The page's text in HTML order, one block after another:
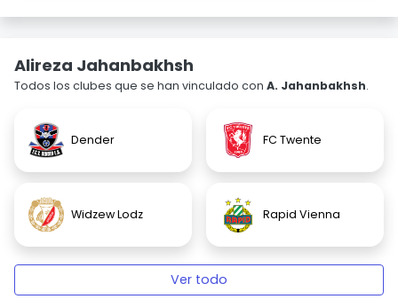
Alireza Jahanbakhsh
Todos los clubes que se han vinculado con A. Jahanbakhsh.
Dender FC Twente
Widzew Lodz Rapid Vienna
Ver todo